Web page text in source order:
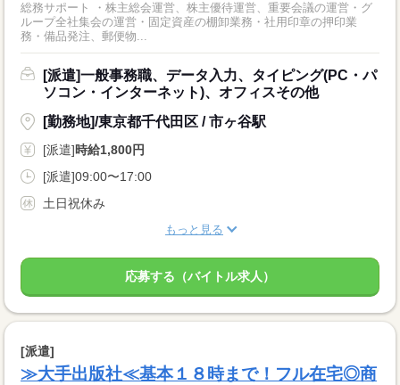
総務サポート ・株主総会運営、株主優待運営、重要会議の運営・グ
ループ全社集会の運営・固定資産の棚卸業務・社用印章の押印業
務・備品発注、郵便物...
[派遣]一般事務職、データ入力、タイピング(PC・パ
ソコン・インターネット)、オフィスその他
[勤務地]/東京都千代田区 / 市ヶ谷駅
[派遣]時給1,800円
[派遣]09:00〜17:00
土日祝休み
もっと見る
応募する（バイトル求人）
[派遣]
≫大手出版社≪基本１８時まで！フル在宅◎商